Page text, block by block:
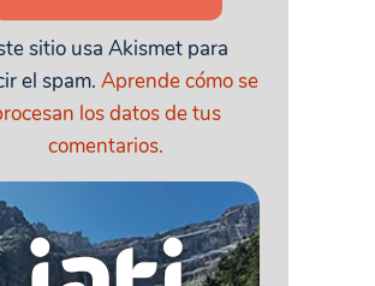
sitio usa Akismet para
el spam. Aprende cómo se
los datos de tus
comentarios.